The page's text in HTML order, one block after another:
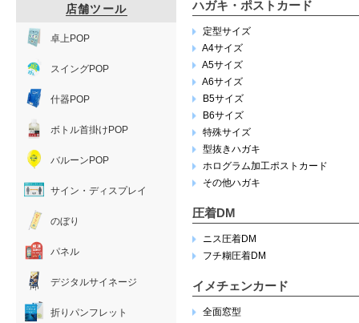
ハガキ・ポストカード
定型サイズ
A4サイズ
A5サイズ
A6サイズ
B5サイズ
B6サイズ
特殊サイズ
型抜きハガキ
ホログラム加工ポストカード
その他ハガキ
圧着DM
ニス圧着DM
フチ糊圧着DM
イメチェンカード
全面窓型
店舗ツール
卓上POP
スイングPOP
什器POP
ボトル首掛けPOP
バルーンPOP
サイン・ディスプレイ
のぼり
パネル
デジタルサイネージ
折りパンフレット